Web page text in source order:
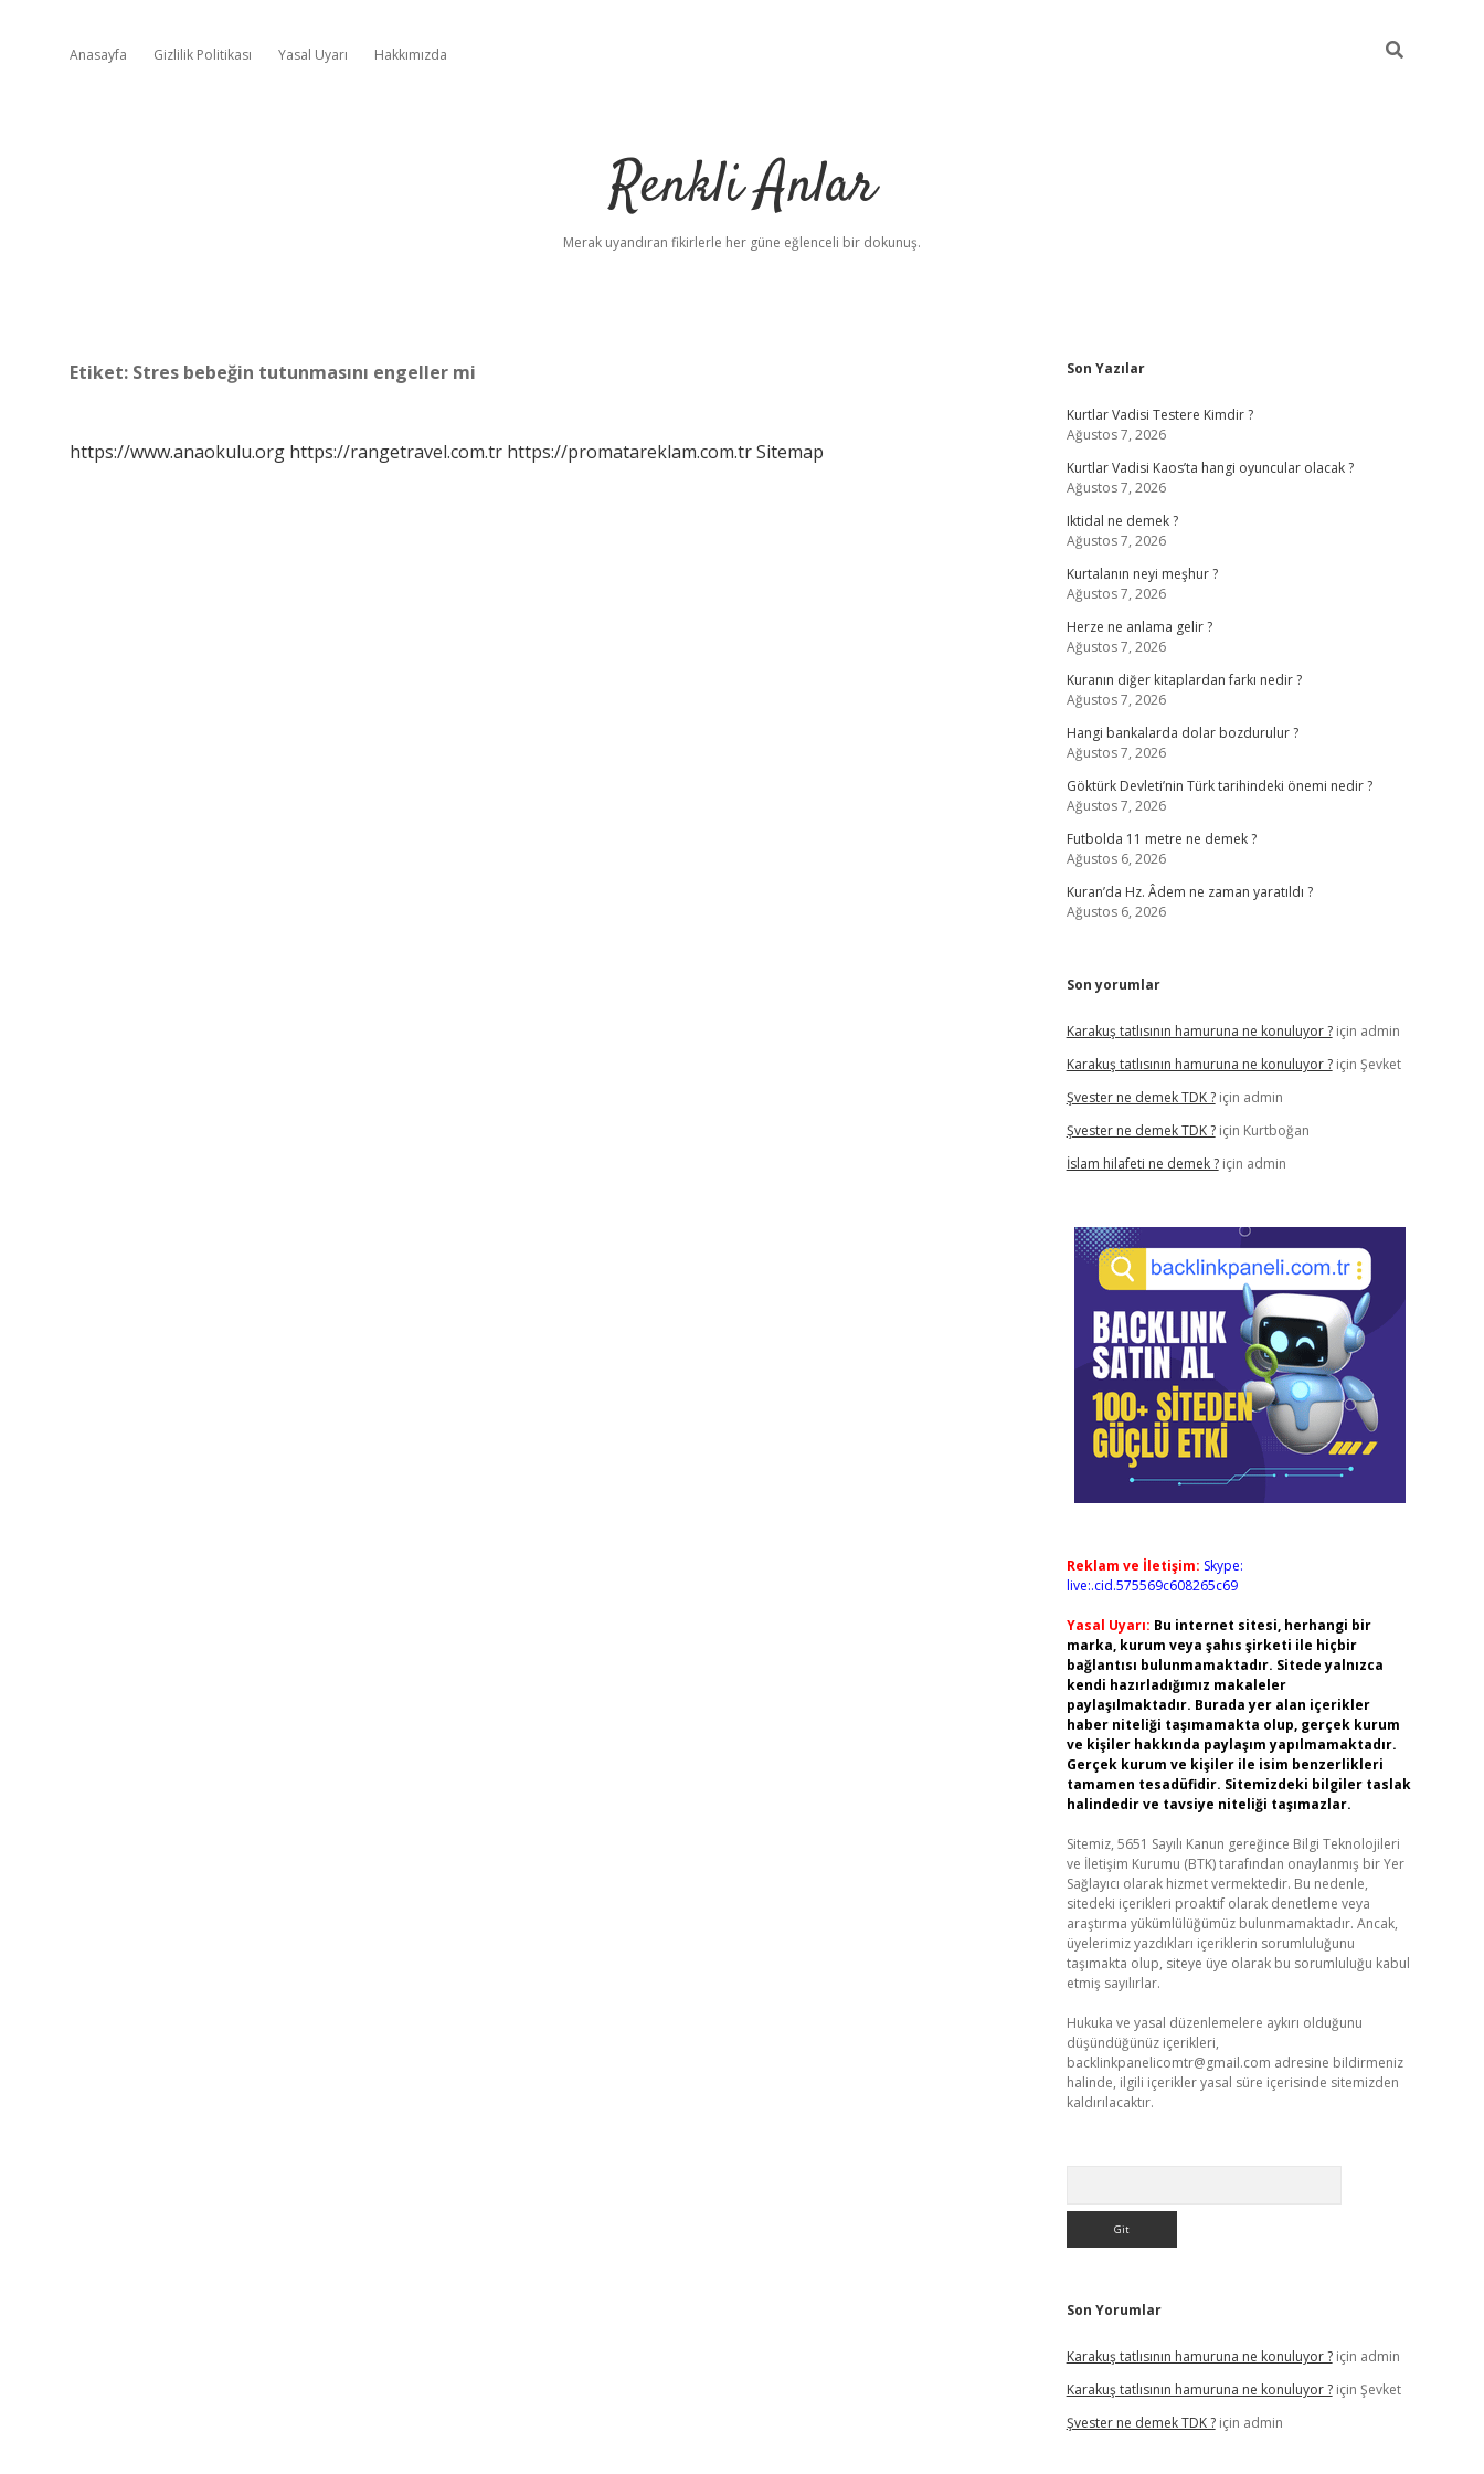
Anasayfa Gizlilik Politikası Yasal Uyarı Hakkımızda
Renkli Anlar
Merak uyandıran fikirlerle her güne eğlenceli bir dokunuş.
Etiket: Stres bebeğin tutunmasını engeller mi
https://www.anaokulu.org https://rangetravel.com.tr https://promatareklam.com.trSitemap
Sidebar
Son Yazılar
Kurtlar Vadisi Testere Kimdir ?
Ağustos 7, 2026
Kurtlar Vadisi Kaos’ta hangi oyuncular olacak ?
Ağustos 7, 2026
Iktidal ne demek ?
Ağustos 7, 2026
Kurtalanın neyi meşhur ?
Ağustos 7, 2026
Herze ne anlama gelir ?
Ağustos 7, 2026
Kuranın diğer kitaplardan farkı nedir ?
Ağustos 7, 2026
Hangi bankalarda dolar bozdurulur ?
Ağustos 7, 2026
Göktürk Devleti’nin Türk tarihindeki önemi nedir ?
Ağustos 7, 2026
Futbolda 11 metre ne demek ?
Ağustos 6, 2026
Kuran’da Hz. Âdem ne zaman yaratıldı ?
Ağustos 6, 2026
Son yorumlar
Karakuş tatlısının hamuruna ne konuluyor ?için admin
Karakuş tatlısının hamuruna ne konuluyor ?için Şevket
Şvester ne demek TDK ?için admin
Şvester ne demek TDK ?için Kurtboğan
İslam hilafeti ne demek ?için admin
Reklam ve İletişim: Skype:
live:.cid.575569c608265c69
Yasal Uyarı: Bu internet sitesi, herhangi bir
marka, kurum veya şahıs şirketi ile hiçbir
bağlantısı bulunmamaktadır. Sitede yalnızca
kendi hazırladığımız makaleler
paylaşılmaktadır. Burada yer alan içerikler
haber niteliği taşımamakta olup, gerçek kurum
ve kişiler hakkında paylaşım yapılmamaktadır.
Gerçek kurum ve kişiler ile isim benzerlikleri
tamamen tesadüfidir. Sitemizdeki bilgiler taslak
halindedir ve tavsiye niteliği taşımazlar.
Sitemiz, 5651 Sayılı Kanun gereğince Bilgi Teknolojileri
ve İletişim Kurumu (BTK) tarafından onaylanmış bir Yer
Sağlayıcı olarak hizmet vermektedir. Bu nedenle,
sitedeki içerikleri proaktif olarak denetleme veya
araştırma yükümlülüğümüz bulunmamaktadır. Ancak,
üyelerimiz yazdıkları içeriklerin sorumluluğunu
taşımakta olup, siteye üye olarak bu sorumluluğu kabul
etmiş sayılırlar.
Hukuka ve yasal düzenlemelere aykırı olduğunu
düşündüğünüz içerikleri,
backlinkpanelicomtr@gmail.com adresine bildirmeniz
halinde, ilgili içerikler yasal süre içerisinde sitemizden
kaldırılacaktır.
Son Yorumlar
Karakuş tatlısının hamuruna ne konuluyor ?için admin
Karakuş tatlısının hamuruna ne konuluyor ?için Şevket
Şvester ne demek TDK ?için admin